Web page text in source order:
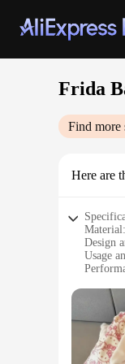
Frida
Find more
Here are
Design
Usage
Features:
The
options